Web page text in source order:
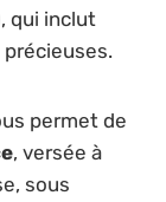
, qui inclut
précieuses.
permet de
, versée à
sous